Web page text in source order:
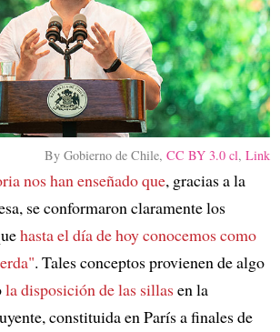
By Gobierno de Chile,CC BY 3.0 cl,Link
nos han enseñado que, gracias a la
se conformaron claramente los
hasta el día de hoy conocemos como
. Tales conceptos provienen de algo
la disposición de las sillasen la
constituida en París a finales de